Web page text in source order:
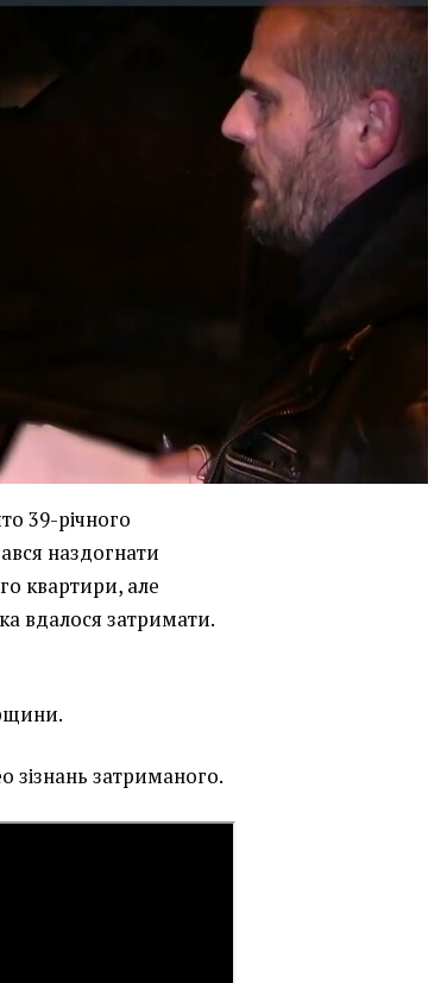
39-річного
наздогнати
квартири, але
вдалося затримати.
зізнань затриманого.